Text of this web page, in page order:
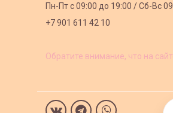
Пн-Пт с09:00 до 19:00 /Сб-Вс
+7 901 611 42 10
Обратите внимание, что на